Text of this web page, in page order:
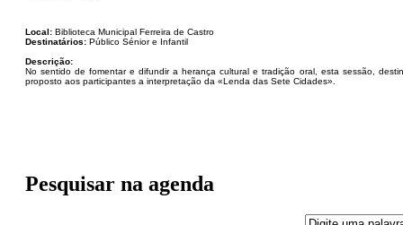
Local: Biblioteca Municipal Ferreira de Castro
Destinatários: Público Sénior e Infantil
Descrição:
No sentido de fomentar e difundir a herança cultural e tradição oral, esta sessão,
proposto aos participantes a interpretação da «Lenda das Sete Cidades».
Pesquisar na agenda